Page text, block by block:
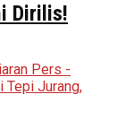
Dirilis!